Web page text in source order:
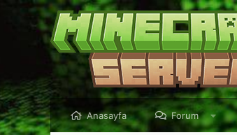
Anasayfa Forum